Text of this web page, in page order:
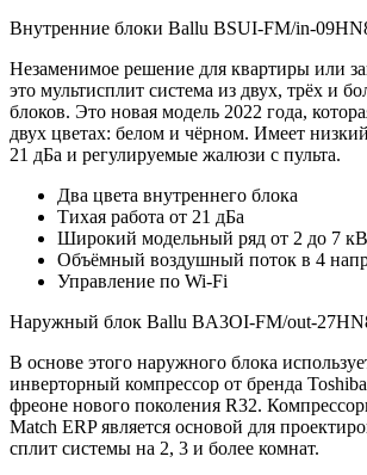
Внутренние блоки Ballu BSUI-FM/in-
Незаменимое решение для квартиры или
это мультисплит система из двух, трёх и
блоков. Это новая модель 2022 года,
двух цветах: белом и чёрном. Имеет
21 дБа и регулируемые жалюзи с пульта.
Два цвета внутреннего блока
Тихая работа от 21 дБа
Широкий модельный ряд от 2 до 7
Объёмный воздушный поток в 4
Управление по Wi-Fi
Наружный блок Ballu BA3OI-FM/out-
В основе этого наружного блока
инверторный компрессор от бренда
фреоне нового поколения R32.
Match ERP является основой для
сплит системы на 2, 3 и более комнат.